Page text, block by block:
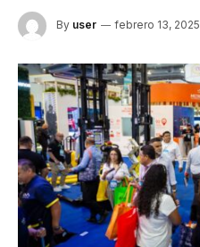
By user febrero 13, 2025